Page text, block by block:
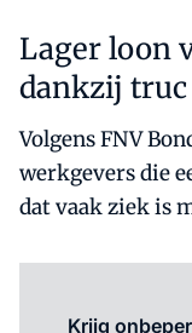
Lager loon
dankzij
Volgens FNV
werkgevers die
dat vaak ziek is
Krijg